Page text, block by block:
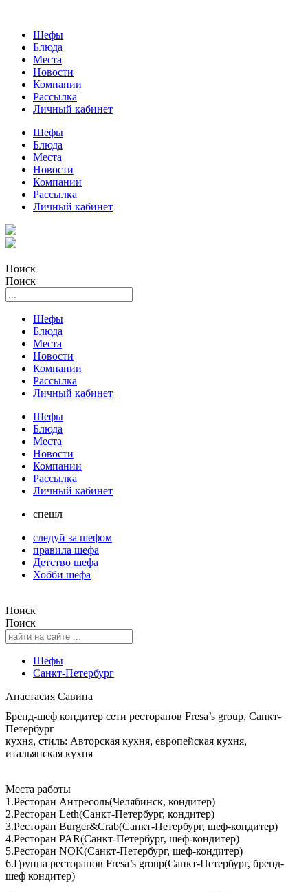
Шефы
Блюда
Места
Новости
Компании
Рассылка
Личный кабинет
Шефы
Блюда
Места
Новости
Компании
Рассылка
Личный кабинет
Поиск
Поиск
Шефы
Блюда
Места
Новости
Компании
Рассылка
Личный кабинет
Шефы
Блюда
Места
Новости
Компании
Рассылка
Личный кабинет
спешл
следуй за шефом
правила шефа
Детство шефа
Хобби шефа
Поиск
Поиск
Шефы
Санкт-Петербург
Анастасия Савина
Бренд-шеф кондитер сети ресторанов Fresa’s group, Санкт-
Петербург
кухня, стиль: Авторская кухня, европейская кухня,
итальянская кухня
Места работы
1.Ресторан Антресоль(Челябинск, кондитер)
2.Ресторан Leth(Санкт-Петербург, кондитер)
3.Ресторан Burger&Crab(Санкт-Петербург, шеф-кондитер)
4.Ресторан PAR(Санкт-Петербург, шеф-кондитер)
5.Ресторан NOK(Санкт-Петербург, шеф-кондитер)
6.Группа ресторанов Fresa’s group(Санкт-Петербург, бренд-
шеф кондитер)